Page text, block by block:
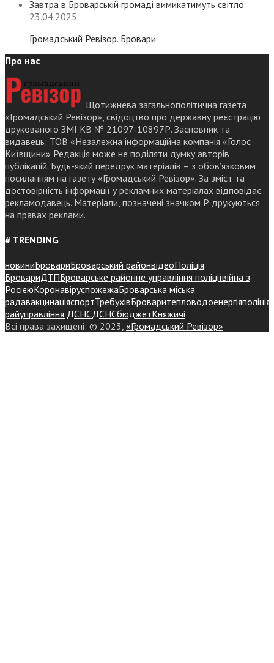
Завтра в Броварській громаді вимикатимуть світло
23.04.2025
Громадський Ревізор. Бровари
Про нас
Щотижнева загальнополітична газета
«Громадський Ревізор», свідоцтво про державну реєстрацію
друкованого ЗМІ КВ № 21097-10897Р. Засновник та
видавець: ТОВ «Незалежна інформаційна компанія «Голос
Київщини» Редакція може не поділяти думку авторів
публікацій. Будь-який передрук матеріалів – з обов’язковим
посиланням на газету «Громадський Ревізор». За зміст та
достовірність інформації у рекламних матеріалах відповідає
рекламодавець. Матеріали, позначені значком Р друкуються
на правах реклами.
# TRENDING
новиниБровариБроварський районвідеоПоліція
БровариДТПБроварське районне управління поліціївійна з
РосієюКоронавіруспожежаБроварська міська
радавакцинаціяспортТребухівБроваритепловодоенергіяполіція
райуправління ДСНСДСНСбюджетКняжичі
Всі права захищені: © 2023, «Громадський Ревізор»